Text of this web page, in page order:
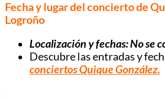
Fecha y lugar del concierto de
Logroño
Localización y fechas: No se
Descubre las entradas y
conciertos Quique González.